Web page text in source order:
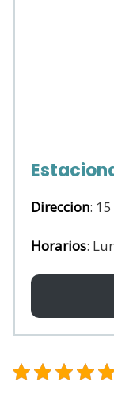
Direccion:
Horarios: